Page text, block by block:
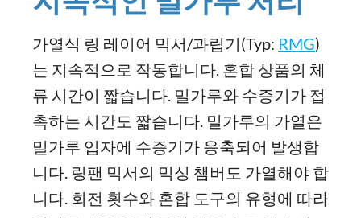
가열식 링 레이어 믹서/과립기(Typ: RMG)
는 지속적으로 작동합니다. 혼합 상품의 체
류 시간이 짧습니다. 밀가루와 수증기가 접
촉하는 시간도 짧습니다. 밀가루의 가열은
밀가루 입자에 수증기가 응축되어 발생합
니다. 링팬 믹서의 믹싱 챔버도 가열해야 합
니다. 회전 횟수와 혼합 도구의 유형에 따라